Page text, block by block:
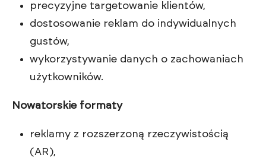
precyzyjne targetowanie klientów,
dostosowanie reklam do indywidualnych
gustów,
wykorzystywanie danych o zachowaniach
użytkowników.
Nowatorskie formaty
reklamy z rozszerzoną rzeczywistością
(AR),